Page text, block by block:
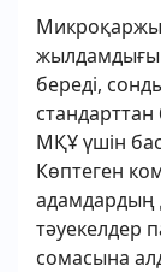
береді,
МҚҰ үшін
Көптеген
адамдардың
тәуекелдер
сомасына